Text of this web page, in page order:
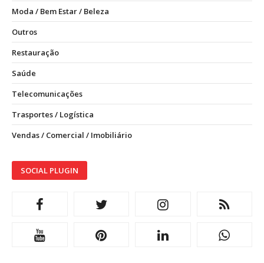
Moda / Bem Estar / Beleza
Outros
Restauração
Saúde
Telecomunicações
Trasportes / Logística
Vendas / Comercial / Imobiliário
SOCIAL PLUGIN